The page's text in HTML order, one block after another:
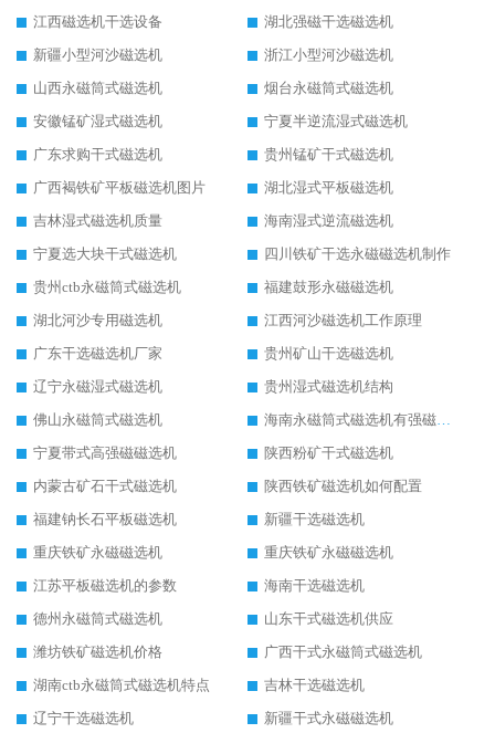
江西磁选机干选设备
湖北强磁干选磁选机
新疆小型河沙磁选机
浙江小型河沙磁选机
山西永磁筒式磁选机
烟台永磁筒式磁选机
安徽锰矿湿式磁选机
宁夏半逆流湿式磁选机
广东求购干式磁选机
贵州锰矿干式磁选机
广西褐铁矿平板磁选机图片
湖北湿式平板磁选机
吉林湿式磁选机质量
海南湿式逆流磁选机
宁夏选大块干式磁选机
四川铁矿干选永磁磁选机制作
贵州ctb永磁筒式磁选机
福建鼓形永磁磁选机
湖北河沙专用磁选机
江西河沙磁选机工作原理
广东干选磁选机厂家
贵州矿山干选磁选机
辽宁永磁湿式磁选机
贵州湿式磁选机结构
佛山永磁筒式磁选机
宁夏带式高强磁磁选机
陕西粉矿干式磁选机
内蒙古矿石干式磁选机
陕西铁矿磁选机如何配置
福建钠长石平板磁选机
新疆干选磁选机
重庆铁矿永磁磁选机
重庆铁矿永磁磁选机
江苏平板磁选机的参数
海南干选磁选机
德州永磁筒式磁选机
山东干式磁选机供应
潍坊铁矿磁选机价格
广西干式永磁筒式磁选机
湖南ctb永磁筒式磁选机特点
吉林干选磁选机
辽宁干选磁选机
新疆干式永磁磁选机